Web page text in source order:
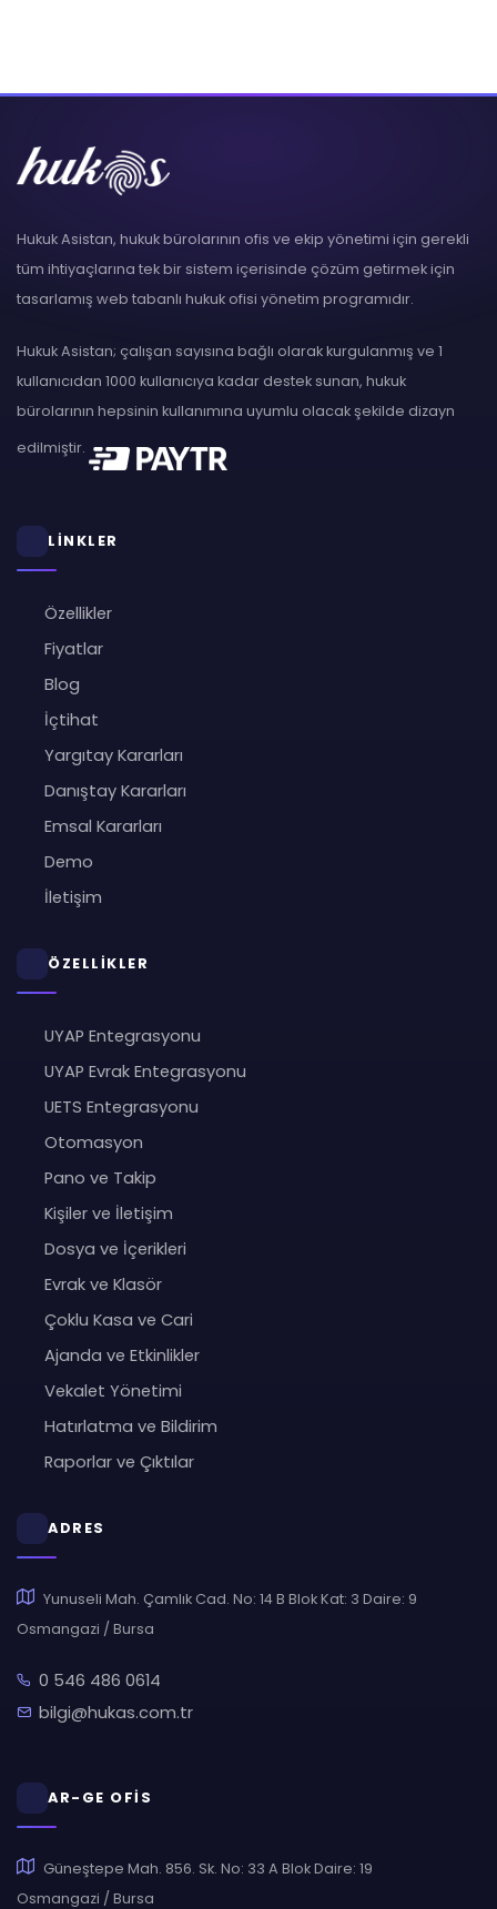
Hukuk Asistan, hukuk bürolarının ofis ve ekip yönetimi için gerekli
tüm ihtiyaçlarına tek bir sistem içerisinde çözüm getirmek için
tasarlamış web tabanlı hukuk ofisi yönetim programıdır.
Hukuk Asistan; çalışan sayısına bağlı olarak kurgulanmış ve 1
kullanıcıdan 1000 kullanıcıya kadar destek sunan, hukuk
bürolarının hepsinin kullanımına uyumlu olacak şekilde dizayn
edilmiştir.
LİNKLER
Özellikler
Fiyatlar
Blog
İçtihat
Yargıtay Kararları
Danıştay Kararları
Emsal Kararları
Demo
İletişim
ÖZELLİKLER
UYAP Entegrasyonu
UYAP Evrak Entegrasyonu
UETS Entegrasyonu
Otomasyon
Pano ve Takip
Kişiler ve İletişim
Dosya ve İçerikleri
Evrak ve Klasör
Çoklu Kasa ve Cari
Ajanda ve Etkinlikler
Vekalet Yönetimi
Hatırlatma ve Bildirim
Raporlar ve Çıktılar
ADRES
Yunuseli Mah. Çamlık Cad. No: 14 B Blok Kat: 3 Daire: 9
Osmangazi / Bursa
0 546 486 0614
bilgi@hukas.com.tr
AR-GE OFİS
Güneştepe Mah. 856. Sk. No: 33 A Blok Daire: 19
Osmangazi / Bursa